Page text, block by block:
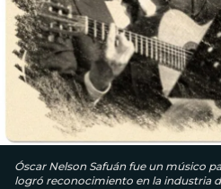
Óscar Nelson Safuán fue un músico
logró reconocimiento en la industria